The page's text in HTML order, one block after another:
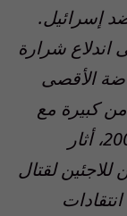
إسرائيل.
شرارة
الأقصى
كبيرة مع
الفلسطينيين. وفي أبريل من عام 2002، أثار
لقتال